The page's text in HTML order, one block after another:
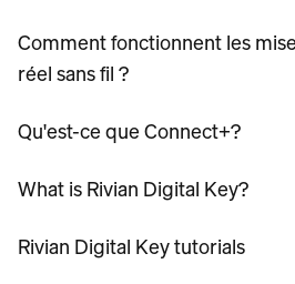
Comment fonctionnent les
réel sans fil ?
Qu'est-ce que Connect+?
What is Rivian Digital Key?
Rivian Digital Key tutorials